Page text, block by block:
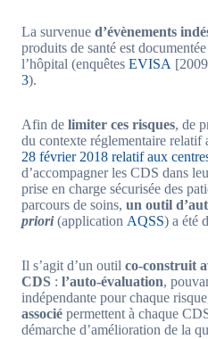
La survenue d’évènements
produits de santé est
l’hôpital (enquêtes EVISA
3).
Afin de limiter ces risques, de
du contexte réglementaire relatif
28 février 2018 relatif aux
d’accompagner les CDS dans
prise en charge sécurisée des
parcours de soins, un outil
priori (application AQSS) a été
Il s’agit d’un outil co-construit
CDS : l’auto-évaluation,
indépendante pour chaque
associé permettent à chaque
démarche d’amélioration de la